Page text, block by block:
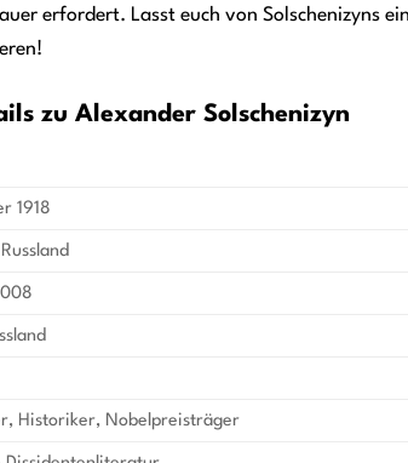
erfordert. Lasst euch von Solschenizyns
zu Alexander Solschenizyn
1918
Historiker, Nobelpreisträger